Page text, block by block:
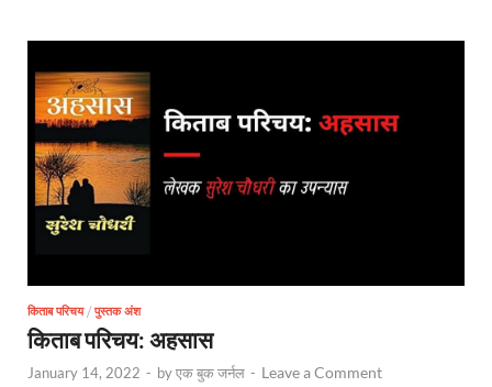
किताब परिचय/ पुस्तक अंश
किताब परिचय: अहसास
January 14, 2022 - byएक बुक जर्नल - Leave a Comment